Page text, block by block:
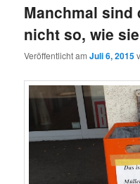
Manchmal sind
nicht so, wie
Veröffentlicht amJuli 6, 2015